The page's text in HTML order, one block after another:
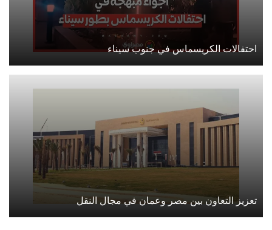
احتفالات الكريسماس في جنوب سيناء
تعزيز التعاون بين مصر وعمان في مجال النقل